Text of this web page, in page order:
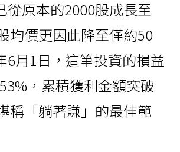
從原本的2000股成長至
均價更因此降至僅約50
6月1日，這筆投資的損益
，累積獲利金額突破
稱「躺著賺」的最佳範